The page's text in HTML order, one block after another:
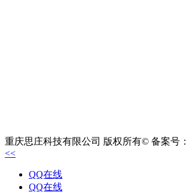
重庆思庄科技有限公司 版权所有© 备案号：
<<
QQ在线
QQ在线